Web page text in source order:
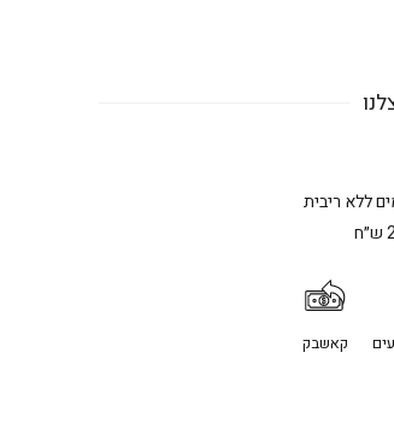
קאשבק